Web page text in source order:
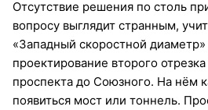
Отсутствие решения по столь
вопросу выглядит странным,
«Западный скоростной
проектирование второго
проспекта до Союзного. На нём
появиться мост или тоннель.